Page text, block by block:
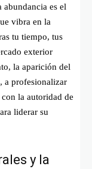
abundancia es el
vibra en la
tu tiempo, tus
exterior
la aparición del
a profesionalizar
la autoridad de
liderar su
y la